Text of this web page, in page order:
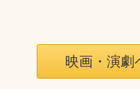
映画・演劇